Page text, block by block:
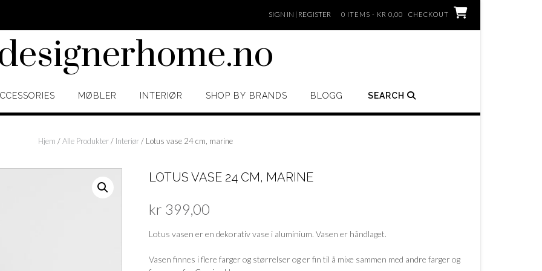
SIGN IN | REGISTER 0 ITEMS - KR 0,00 CHECKOUT
MØBLER INTERIØR SHOP BY BRANDS BLOGG SEARCH
Hjem /Alle Produkter/ Interiør/ Lotus vase 24 cm, marine
LOTUS VASE 24 CM, MARINE
kr 399,00
Lotus vasen er en dekorativ vase i aluminium. Vasen er håndlaget.
Vasen finnes i flere farger og størrelser og er fin til å mixe sammen med andre farger og